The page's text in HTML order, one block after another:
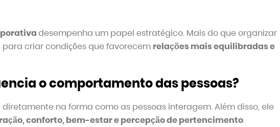
desempenha um papel estratégico. Mais do que organizar
criar condições que favorecem relações mais equilibradas e
o comportamento das pessoas?
na forma como as pessoas interagem. Além disso, ele
conforto, bem-estar e percepção de pertencimento.